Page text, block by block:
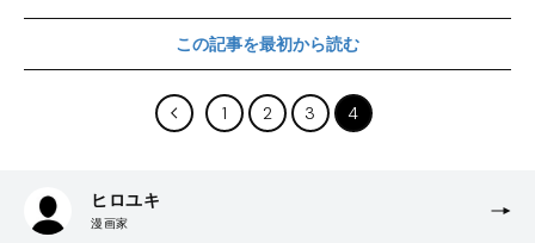
この記事を最初から読む
1 2 3 4
ヒロユキ
漫画家